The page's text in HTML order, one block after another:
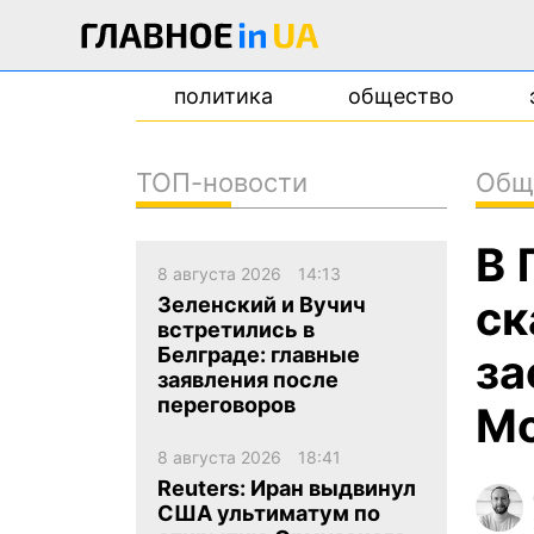
политика общество
В
ТОП-новости
8 августа 2026 14:13
Зеленский и Вучич
встретились в
Белграде: главные
заявления после
переговоров
8 августа 2026 18:41
Reuters: Иран выдвинул
США ультиматум по